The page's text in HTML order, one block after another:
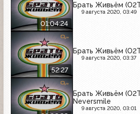
01:04:24
Брать Живьём
9 августа 2020, 03:49
52:27
Брать Живьём
9 августа 2020, 03:37
Брать Живьём
Neversmile
9 августа 2020, 03:01